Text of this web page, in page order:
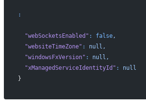
:
  "webSocketsEnabled"
: false,
  "websiteTimeZone"
:
null,
  "windowsFxVersion"
:
null,
  "xManagedServiceIdentityId"
:
null
}